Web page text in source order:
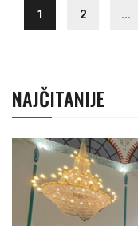
1 2 …
NAJČITANIJE